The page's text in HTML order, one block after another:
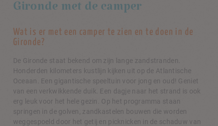
Gironde met de camper
Wat is er met een camper te zien en te doen in de
Gironde?
De Gironde staat bekend om zijn lange zandstranden.
Honderden kilometers kustlijn kijken uit op de Atlantische
Oceaan. Een gigantische speeltuin voor jong en oud! Geniet
van een verkwikkende duik. Een dagje naar het strand is ook
erg leuk voor het hele gezin. Op het programma staan
springen in de golven, zandkastelen bouwen die worden
weggespoeld door het getij en picknicken in de schaduw van